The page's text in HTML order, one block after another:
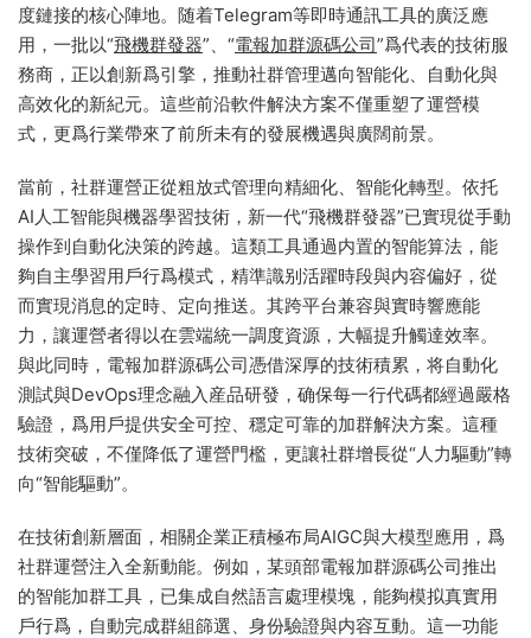
度鏈接的核心陣地。随着Telegram等即時通訊工具的廣泛應
用，一批以“飛機群發器”、“電報加群源碼公司”爲代表的技術服
務商，正以創新爲引擎，推動社群管理邁向智能化、自動化與
高效化的新紀元。這些前沿軟件解決方案不僅重塑了運營模
式，更爲行業帶來了前所未有的發展機遇與廣闊前景。
當前，社群運營正從粗放式管理向精細化、智能化轉型。依托
AI人工智能與機器學習技術，新一代“飛機群發器”已實現從手動
操作到自動化決策的跨越。這類工具通過内置的智能算法，能
夠自主學習用戶行爲模式，精準識别活躍時段與内容偏好，從
而實現消息的定時、定向推送。其跨平台兼容與實時響應能
力，讓運營者得以在雲端統一調度資源，大幅提升觸達效率。
與此同時，電報加群源碼公司憑借深厚的技術積累，将自動化
測試與DevOps理念融入産品研發，确保每一行代碼都經過嚴格
驗證，爲用戶提供安全可控、穩定可靠的加群解決方案。這種
技術突破，不僅降低了運營門檻，更讓社群增長從“人力驅動”轉
向“智能驅動”。
在技術創新層面，相關企業正積極布局AIGC與大模型應用，爲
社群運營注入全新動能。例如，某頭部電報加群源碼公司推出
的智能加群工具，已集成自然語言處理模塊，能夠模拟真實用
戶行爲，自動完成群組篩選、身份驗證與内容互動。這一功能